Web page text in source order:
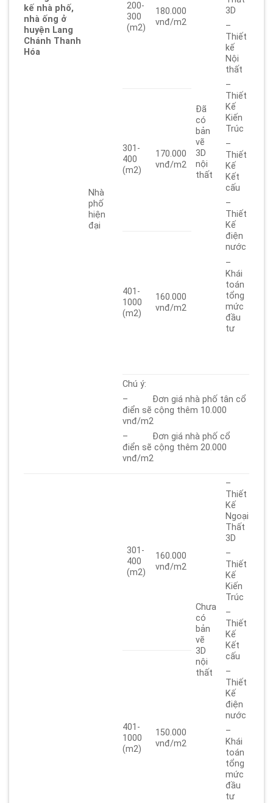
kế nhà phố,
nhà ống ở
huyện Lang
Chánh Thanh
Hóa
Nhà
phố
hiện
đại
200-
300
(m2)
180.000
vnđ/m2
Đã
có
bản
vẽ
3D
nội
thất
3D
–
Thiết
kế
Nội
thất
–
Thiết
Kế
Kiến
Trúc
–
Thiết
Kế
Kết
cấu
–
Thiết
Kế
điện
nước
–
Khái
toán
tổng
mức
đầu
tư
301-
400
(m2)
170.000
vnđ/m2
401-
1000
(m2)
160.000
vnđ/m2
Chú ý:
– Đơn giá nhà phố tân cổ
điển sẽ cộng thêm 10.000
vnđ/m2
– Đơn giá nhà phố cổ
điển sẽ cộng thêm 20.000
vnđ/m2
301-
400
(m2)
160.000
vnđ/m2
Chưa
có
bản
vẽ
3D
nội
thất
–
Thiết
Kế
Ngoại
Thất
3D
–
Thiết
Kế
Kiến
Trúc
–
Thiết
Kế
Kết
cấu
–
Thiết
Kế
điện
nước
–
Khái
toán
tổng
mức
đầu
tư
401-
1000
(m2)
150.000
vnđ/m2